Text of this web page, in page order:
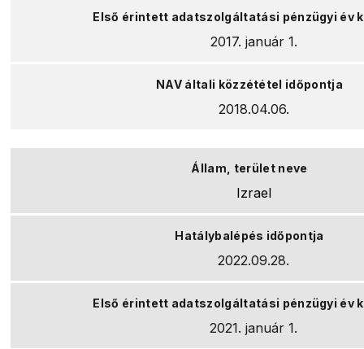
2017. január 1.
2018.04.06.
Izrael
2022.09.28.
2021. január 1.